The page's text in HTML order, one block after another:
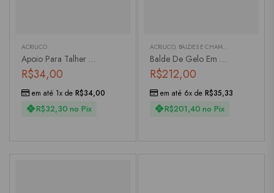
ACRÍLICO
Apoio Para Talher Crystal
R$34,00
R$32,30 no Pix
em até 1x de R$34,00
ACRÍLICO, BALDES E CHAMPANHEIRAS
Balde De Gelo Em Acrílico Azul Mar Com Detalhes Em Bolhas
R$212,00
R$201,40 no Pix
em até 6x de R$35,33